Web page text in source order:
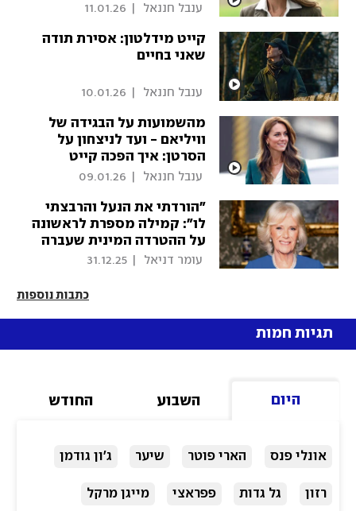
ענבל חננאל 11.01.26
קייט מידלטון: אסירת תודה
שאני בחיים
ענבל חננאל 10.01.26
מהשמועות על הבגידה של
וויליאם - ועד לניצחון על
הסרטן: איך הפכה קייט
העצלנית לנסיכה הכי אהובה
ענבל חננאל 09.01.26
"הורדתי את הנעל והרבצתי
לו": קמילה מספרת לראשונה
על ההטרדה המינית שעברה
עומר דניאל 31.12.25
כתבות נוספות
תגיות חמות
היום השבוע החודש
אונלי פנס הארי פוטר שיער ג'ון גודמן
רזון גל גדות פפראצי מייגן מרקל